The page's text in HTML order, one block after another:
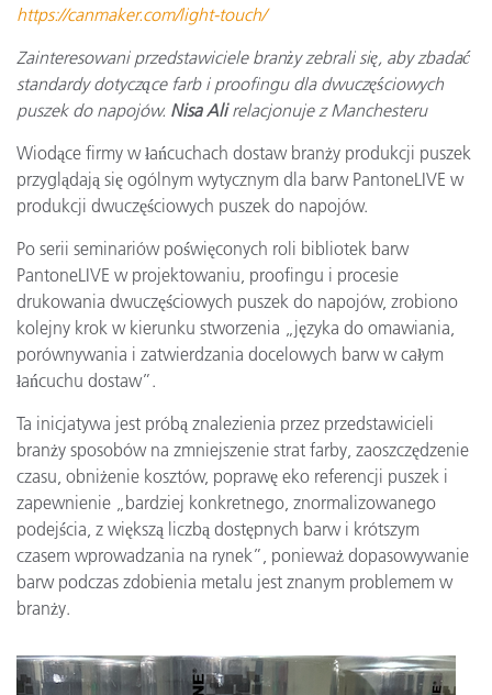
https://canmaker.com/light-touch/
Zainteresowani przedstawiciele branży zebrali się, aby zbadać
standardy dotyczące farb i proofingu dla dwuczęściowych
puszek do napojów. Nisa Alirelacjonuje z Manchesteru
Wiodące firmy w łańcuchach dostaw branży produkcji puszek
przyglądają się ogólnym wytycznym dla barw PantoneLIVE w
produkcji dwuczęściowych puszek do napojów.
Po serii seminariów poświęconych roli bibliotek barw
PantoneLIVE w projektowaniu, proofingu i procesie
drukowania dwuczęściowych puszek do napojów, zrobiono
kolejny krok w kierunku stworzenia „języka do omawiania,
porównywania i zatwierdzania docelowych barw w całym
łańcuchu dostaw”.
Ta inicjatywa jest próbą znalezienia przez przedstawicieli
branży sposobów na zmniejszenie strat farby, zaoszczędzenie
czasu, obniżenie kosztów, poprawę eko referencji puszek i
zapewnienie „bardziej konkretnego, znormalizowanego
podejścia, z większą liczbą dostępnych barw i krótszym
czasem wprowadzania na rynek”, ponieważ dopasowywanie
barw podczas zdobienia metalu jest znanym problemem w
branży.